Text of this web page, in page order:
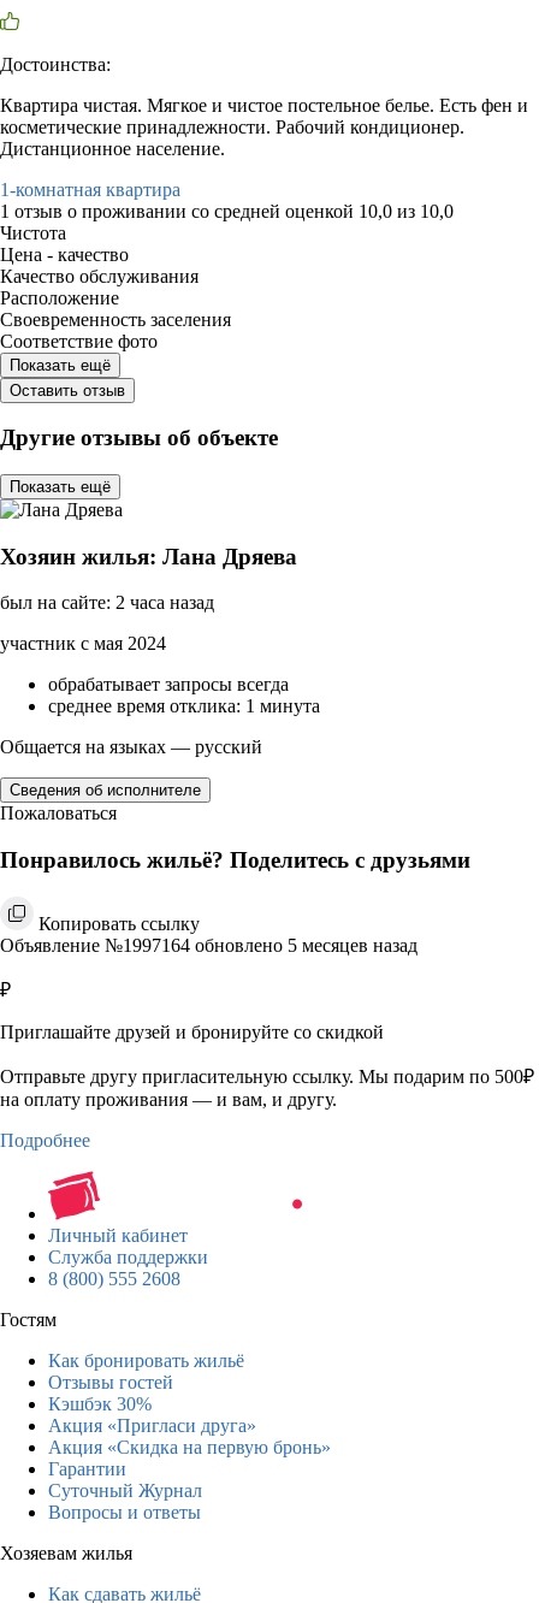
Достоинства:
Квартира чистая. Мягкое и чистое постельное белье. Есть фен и
косметические принадлежности. Рабочий кондиционер.
Дистанционное население.
1-комнатная квартира
1 отзыв о проживании со средней оценкой 10,0 из 10,0
Чистота
Цена - качество
Качество обслуживания
Расположение
Своевременность заселения
Соответствие фото
Показать ещё
Оставить отзыв
Другие отзывы об объекте
Показать ещё
Хозяин жилья: Лана Дряева
был на сайте: 2 часа назад
участник с мая 2024
обрабатывает запросы всегда
среднее время отклика: 1 минута
Общается на языках — русский
Сведения об исполнителе
Пожаловаться
Понравилось жильё? Поделитесь с друзьями
Копировать ссылку
Объявление №1997164 обновлено 5 месяцев назад
₽
Приглашайте друзей и бронируйте со скидкой
Отправьте другу пригласительную ссылку. Мы подарим по 500₽
на оплату проживания — и вам, и другу.
Подробнее
Личный кабинет
Служба поддержки
8 (800) 555 2608
Гостям
Как бронировать жильё
Отзывы гостей
Кэшбэк 30%
Акция «Пригласи друга»
Акция «Скидка на первую бронь»
Гарантии
Суточный Журнал
Вопросы и ответы
Хозяевам жилья
Как сдавать жильё